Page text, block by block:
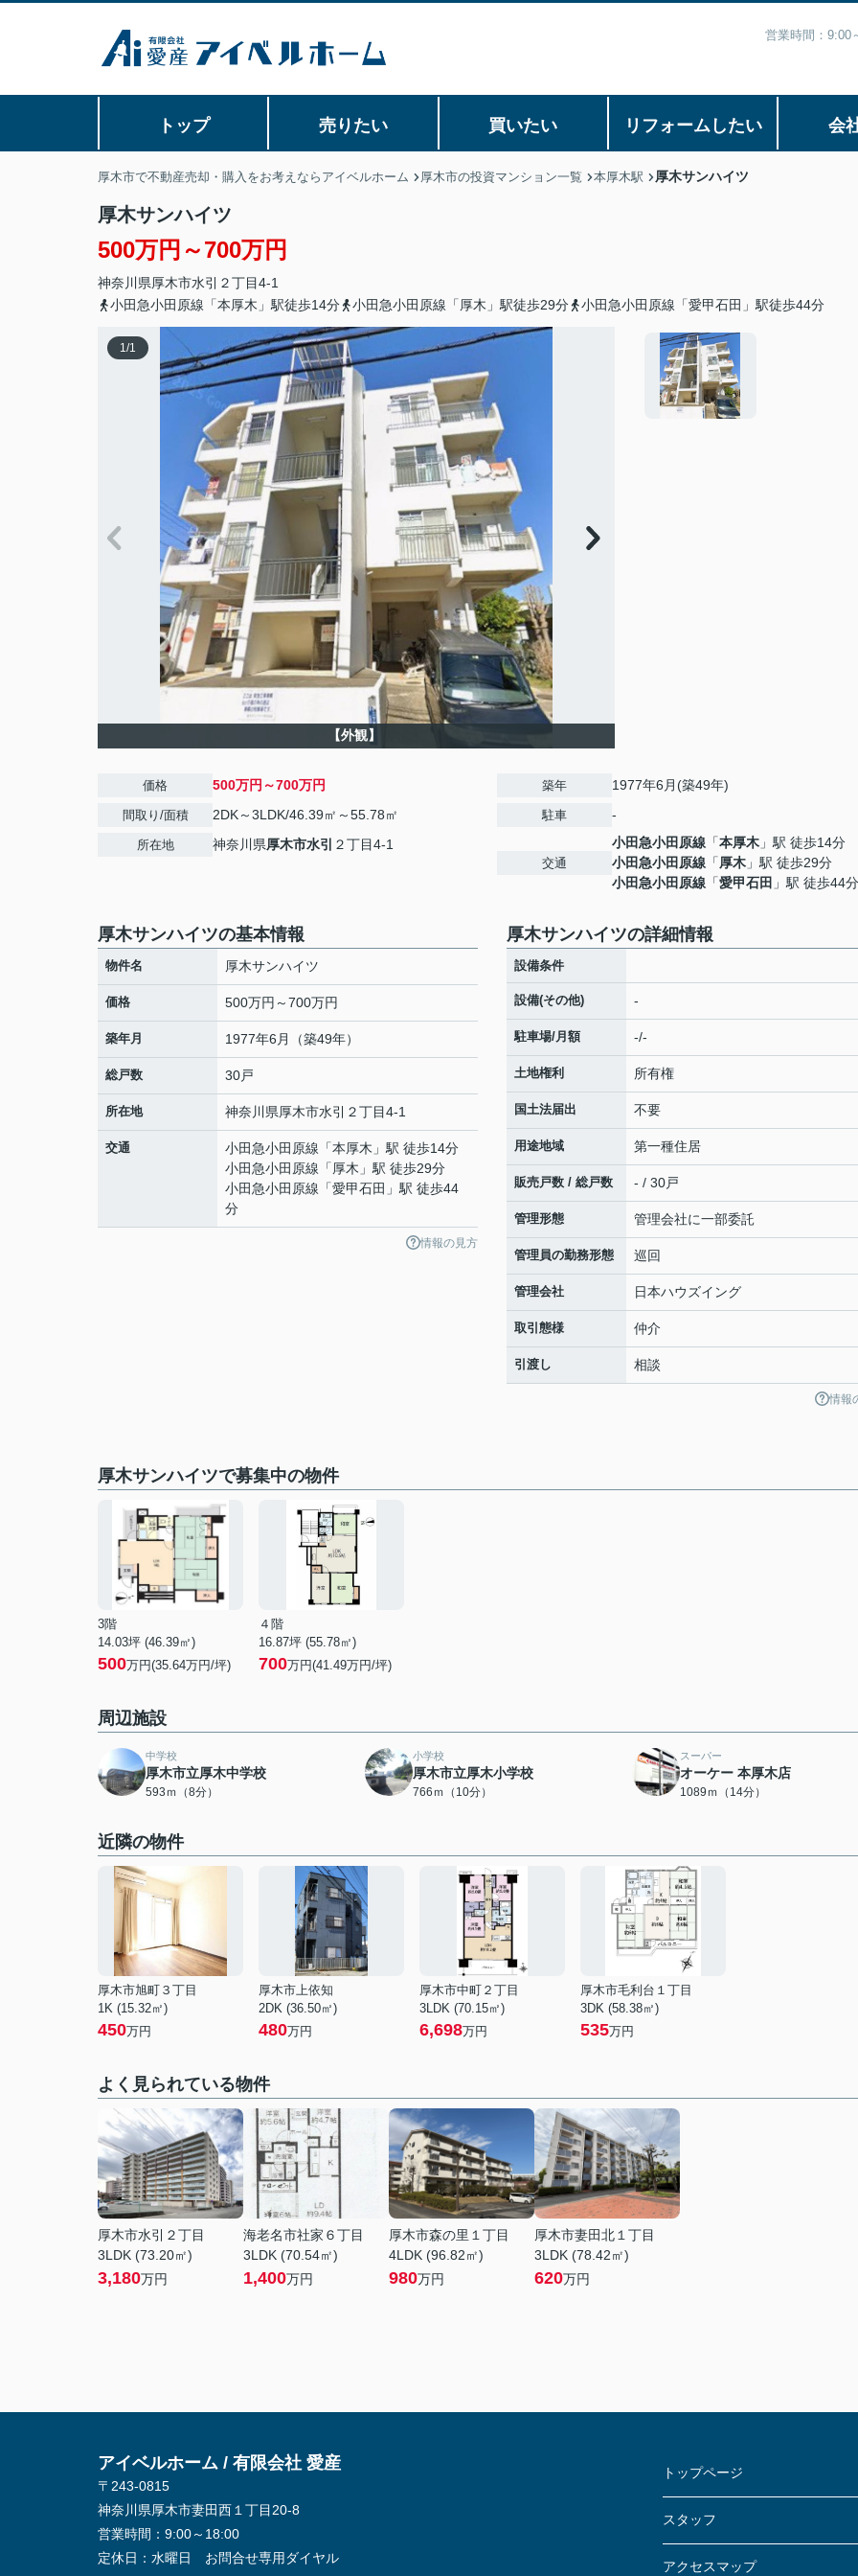
営業時間：
トップ 売りたい 買いたい リフォームしたい 会
厚木市で不動産売却・購入をお考えならアイベルホーム 厚木市の投資マンション一覧 本厚木駅 厚木サンハイツ
厚木サンハイツ
500万円～700万円
神奈川県厚木市水引
２丁目4-1
小田急小田原線「本厚木」駅徒歩14分
小田急小田原線「厚木」駅徒歩29分 小田急小田原線「愛甲石田」駅徒歩44分
1/1
【外観】
価格 500万円～700万円
間取り/面積 2DK～3LDK/46.39㎡～55.78㎡
所在地 神奈川県厚木市水引 ２丁目4-1
築年 1977年6月(築49年)
駐車 -
交通
小田急小田原線 「本厚木 」駅 徒歩14分
小田急小田原線 「厚木 」駅 徒歩29分
小田急小田原線 「愛甲石田 」駅 徒歩44分
厚木サンハイツの基本情報
物件名 厚木サンハイツ
価格 500万円～700万円
築年月 1977年6月（築49年）
総戸数 30戸
所在地 神奈川県厚木市水引 ２丁目4-1
交通 小田急小田原線 「本厚木 」駅 徒歩14分
小田急小田原線 「 厚木 」駅 徒歩29分
小田急小田原線 「愛甲石田 」駅 徒歩44
分
情報の見方
厚木サンハイツの詳細情報
設備条件
設備(その他) -
駐車場/月額 -/-
土地権利 所有権
国土法届出 不要
用途地域 第一種住居
販売戸数 / 総戸数 - / 30戸
管理形態 管理会社に一部委託
管理員の勤務形態 巡回
管理会社 日本ハウズイング
取引態様 仲介
引渡し 相談
情報
厚木サンハイツで募集中の物件
3階
14.03坪 (46.39㎡)
500万円(35.64万円/坪)
４階
16.87坪 (55.78㎡)
700万円(41.49万円/坪)
周辺施設
中学校
厚木市立厚木中学校
593ｍ（8分）
小学校
厚木市立厚木小学校
766ｍ（10分）
スーパー
オーケー 本厚木店
1089ｍ（14分）
近隣の物件
厚木市旭町３丁目
1K (15.32㎡)
450万円
厚木市上依知
2DK (36.50㎡)
480万円
厚木市中町２丁目
3LDK (70.15㎡)
6,698万円
厚木市毛利台１丁目
3DK (58.38㎡)
535万円
よく見られている物件
厚木市水引２丁目
3LDK (73.20㎡)
3,180万円
海老名市社家６丁目
3LDK (70.54㎡)
1,400万円
厚木市森の里１丁目
4LDK (96.82㎡)
980万円
厚木市妻田北１丁目
3LDK (78.42㎡)
620万円
アイベルホーム / 有限会社 愛産
〒243-0815
神奈川県厚木市妻田西１丁目20-8
営業時間： 9:00～18:00
定休日： 水曜日 お問合せ専用ダイヤル
トップページ
スタッフ
アクセスマップ